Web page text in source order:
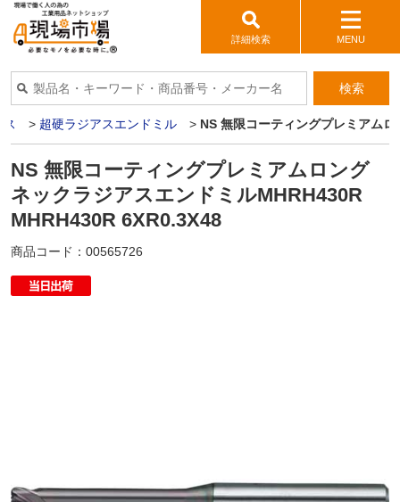
詳細検索 MENU
検索
> 超硬ラジアスエンドミル > NS 無限コーティングプレミアム
NS 無限コーティングプレミアムロング
ネックラジアスエンドミルMHRH430R
MHRH430R 6XR0.3X48
商品コード： 00565726